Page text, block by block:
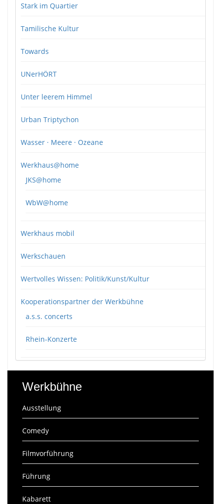
Stark im Quartier
Tamilische Kultur
Towards
UNerHÖRT
Unter leerem Himmel
Urban Triptychon
Wasser · Meere · Ozeane
Werkhaus@home
JKS@home
WbW@home
Werkhaus mobil
Werkschauen
Wertvolles Wissen: Politik/Kunst/Kultur
Kooperationspartner der Werkbühne
a.s.s. concerts
Rhein-Konzerte
Werkbühne
Ausstellung
Comedy
Filmvorführung
Führung
Kabarett